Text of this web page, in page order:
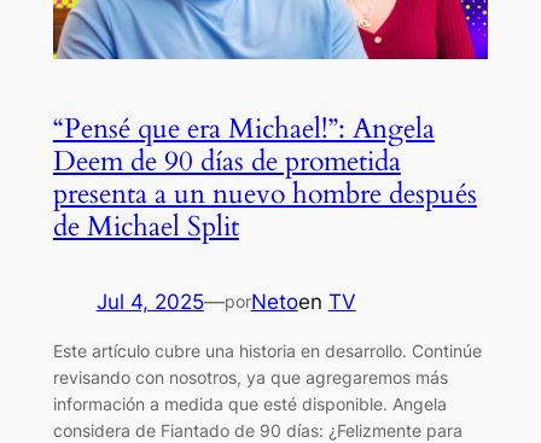
“Pensé que era Michael!”: Angela
Deem de 90 días de prometida
presenta a un nuevo hombre después
de Michael Split
Jul 4, 2025—porNetoen TV
Este artículo cubre una historia en desarrollo. Continúe
revisando con nosotros, ya que agregaremos más
información a medida que esté disponible. Angela
considera de Fiantado de 90 días: ¿Felizmente para